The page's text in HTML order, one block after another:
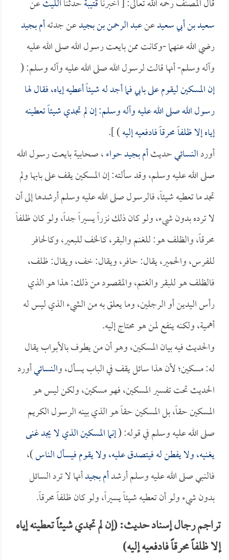
قال المصنف رحمه الله تعالى: [ أخبرناقتيبةحدثناالليثعن
سعيد بن أبي سعيدعنعبد الرحمن بن بجيدعن جدتهأم بجيد
رضي الله عنهما -وكانت ممن بايعت رسول الله صلى الله عليه
وآله وسلم- أنها قالت لرسول الله صلى الله عليه وآله وسلم: (
إن المسكين ليقوم على بابي فما أجد له شيئاً أعطيه إياه، فقال لها
رسول الله صلى الله عليه وآله وسلم: إن لم تجدي شيئاً تعطينه
إياه إلا ظلفاً محرقاً فادفعيه إليه) ].
أوردالنسائيحديثأم بجيد حواء، صحابية بايعت رسول الله
صلى الله عليه وسلم، وقد سألته: إن المسكين يقف على بابها ولم
تجد ما تعطيه شيئاً، فالرسول صلى الله عليه وسلم أرشدها إلى أن
لا ترده بدون شيء، ولو كان ذلك نزراً يسيراً جداً، ولو كان ظلفاً
محرقاً، والظلف هو: للغنم والبقر، كالخف للبعير، وكالحافر
للفرس، والحمير، يقال: حافر، ويقال: خف، ويقال: ظلف،
فالظلف هو للبقر والغنم، والمقصود من ذلك: هذا هو الذي
رأس اليدين أو الرجلين، وما يعلق به من الشيء الذي ليس له
أهمية، ولكنه ينفع لمن هو محتاج إليه.
والحديث فيه بيان المسكين، وهو أن من يطوف بالأبواب يقال
له: مسكين؛ لأن هذا سائل يقف في الباب يسأل، والنسائيأورد
الحديث تحت تفسير المسكين، فهو مسكين، ولكن ليس هو
المسكين حقاً، بل المسكين حقاً هو الذي بينه الرسول الكريم
صلى الله عليه وسلم في قوله: (إنما المسكين الذي لا يجد غنى
يغنيه، ولا يفطن له فيتصدق عليه، ولا يقوم فيسأل الناس)،
فالنبي صلى الله عليه وسلم أرشدأم بجيدأنها لا ترد السائل
بدون شيء ولو أن تعطيه شيئاً يسيراً، ولو كان ظلفاً محرقاً.
تراجم رجال إسناد حديث: (إن لم تجدي شيئاً تعطينه إياه
إلا ظلفاً محرقاً فادفعيه إليه)